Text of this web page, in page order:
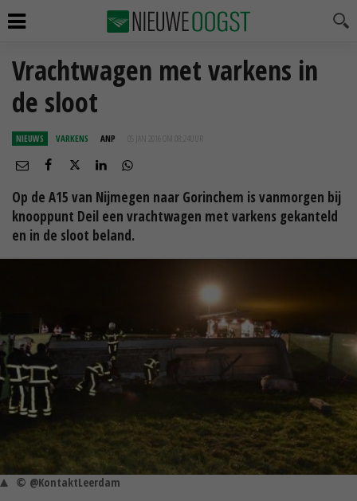
Vrachtwagen met varkens in
de sloot
NIEUWS VARKENS ANP 05 JAN 2016 OM 08:24
Op de A15 van Nijmegen naar Gorinchem is vanmorgen bij
knooppunt Deil een vrachtwagen met varkens gekanteld
en in de sloot beland.
© @KontaktLeerdam